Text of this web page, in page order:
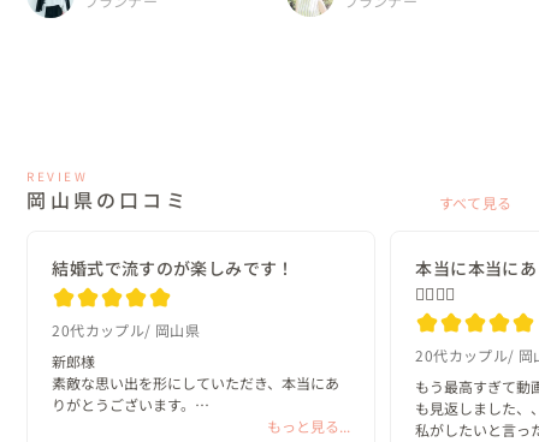
REVIEW
岡山県の口コミ すべて見る
結婚式で流すのが楽しみです！
20代カップル 岡山県
新郎様
素敵な思い出を形にしていただき、本当にあ
りがとうございます。
もっと見る...
本当に本当に
🙇‍♂️🙇‍♂️
20代カップル 岡
もう最高すぎて動
も見返しました、
私がしたいと言っ